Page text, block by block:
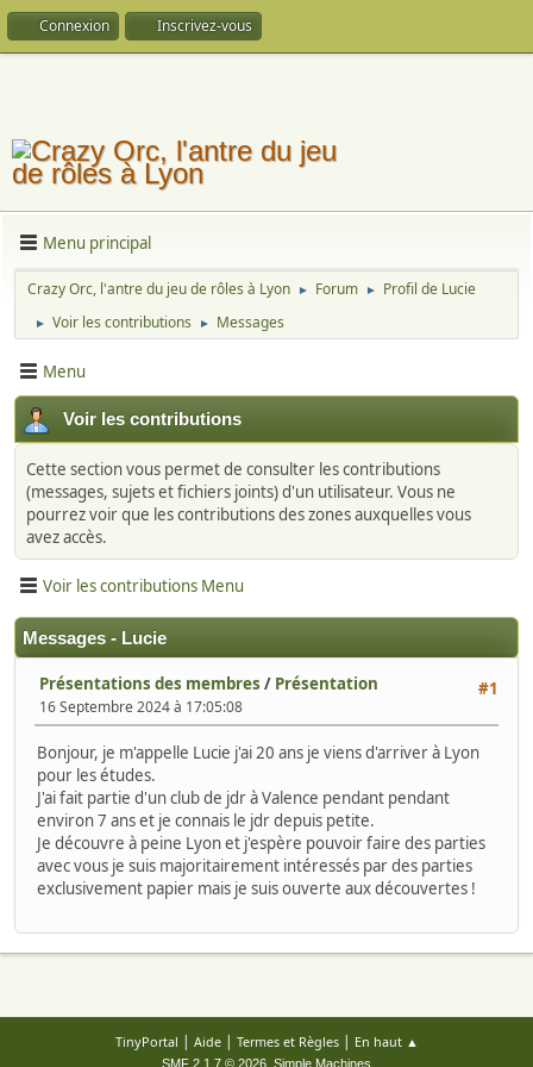
Connexion Inscrivez-vous
Menu principal
Crazy Orc, l'antre du jeu de rôles à Lyon ► Forum ► Profil de Lucie
► Voir les contributions ► Messages
Menu
Voir les contributions
Cette section vous permet de consulter les contributions
(messages, sujets et fichiers joints) d'un utilisateur. Vous ne
pourrez voir que les contributions des zones auxquelles vous
avez accès.
Voir les contributions Menu
Messages - Lucie
#1
Présentations des membres / Présentation
16 Septembre 2024 à 17:05:08
Bonjour, je m'appelle Lucie j'ai 20 ans je viens d'arriver à Lyon
pour les études.
J'ai fait partie d'un club de jdr à Valence pendant pendant
environ 7 ans et je connais le jdr depuis petite.
Je découvre à peine Lyon et j'espère pouvoir faire des parties
avec vous je suis majoritairement intéressés par des parties
exclusivement papier mais je suis ouverte aux découvertes !
TinyPortal | Aide| Termes et Règles| En haut ▲
SMF 2.1.7 © 2026 Simple Machines